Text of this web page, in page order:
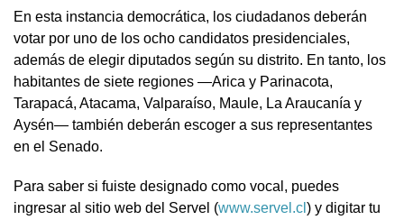
En esta instancia democrática, los ciudadanos deberán
votar por uno de los ocho candidatos presidenciales,
además de elegir diputados según su distrito. En tanto, los
habitantes de siete regiones —Arica y Parinacota,
Tarapacá, Atacama, Valparaíso, Maule, La Araucanía y
Aysén— también deberán escoger a sus representantes
en el Senado.
Para saber si fuiste designado como vocal, puedes
ingresar al sitio web del Servel (www.servel.cl ) y digitar tu